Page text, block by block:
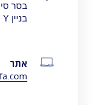
בניין Y
אתר